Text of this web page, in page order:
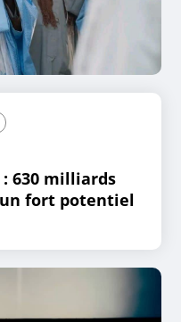
: 630 milliards
un fort potentiel